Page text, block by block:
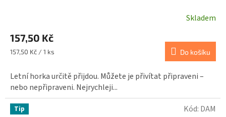
Skladem
157,50 Kč
Měrná
157,50 Kč / 1 ks Do košíku
Letní horka určitě přijdou. Můžete je přivítat připraveni –
nebo nepřipraveni. Nejrychleji...
Tip Kód: DAM